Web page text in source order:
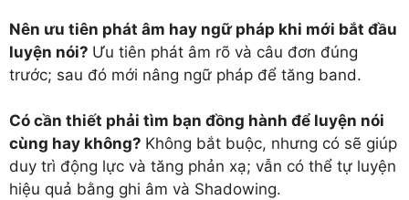
Nên ưu tiên phát âm hay ngữ pháp khi mới bắt đầu
luyện nói? Ưu tiên phát âm rõ và câu đơn đúng
trước; sau đó mới nâng ngữ pháp để tăng band.
Có cần thiết phải tìm bạn đồng hành để luyện nói
cùng hay không? Không bắt buộc, nhưng có sẽ giúp
duy trì động lực và tăng phản xạ; vẫn có thể tự luyện
hiệu quả bằng ghi âm và Shadowing.